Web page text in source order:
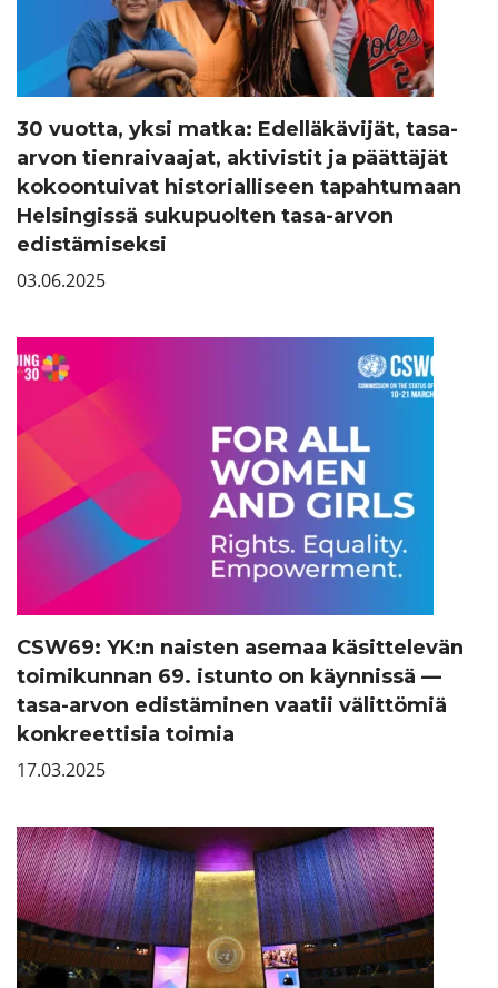
30 vuotta, yksi matka: Edelläkävijät, tasa-
arvon tienraivaajat, aktivistit ja päättäjät
kokoontuivat historialliseen tapahtumaan
Helsingissä sukupuolten tasa-arvon
edistämiseksi
03.06.2025
CSW69: YK:n naisten asemaa käsittelevän
toimikunnan 69. istunto on käynnissä —
tasa-arvon edistäminen vaatii välittömiä
konkreettisia toimia
17.03.2025